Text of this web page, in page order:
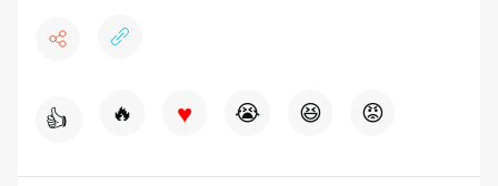
👍 🔥 ♥ 😭 😆 😡